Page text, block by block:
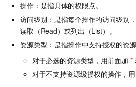
操作：是指具体的权限点。
访问级别：是指每个操作的访问级别
读取（Read）或列出（List）。
资源类型：是指操作中支持授权的资
对于必选的资源类型，用前面加 *
对于不支持资源级授权的操作，用